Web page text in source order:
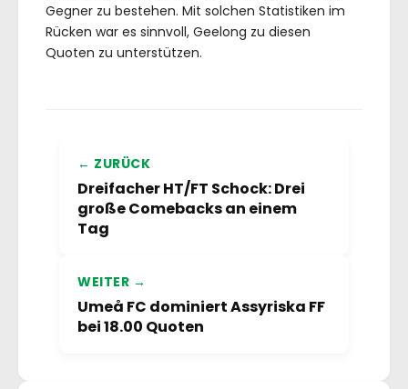
Gegner zu bestehen. Mit solchen Statistiken im
Rücken war es sinnvoll, Geelong zu diesen
Quoten zu unterstützen.
← ZURÜCK
Dreifacher HT/FT Schock: Drei
große Comebacks an einem
Tag
WEITER →
Umeå FC dominiert Assyriska FF
bei 18.00 Quoten